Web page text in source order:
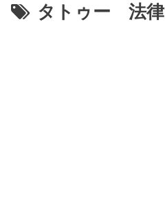
タトゥー 法律